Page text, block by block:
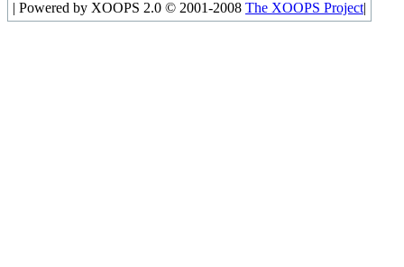
| Powered by XOOPS 2.0 © 2001-2008 The XOOPS Project|